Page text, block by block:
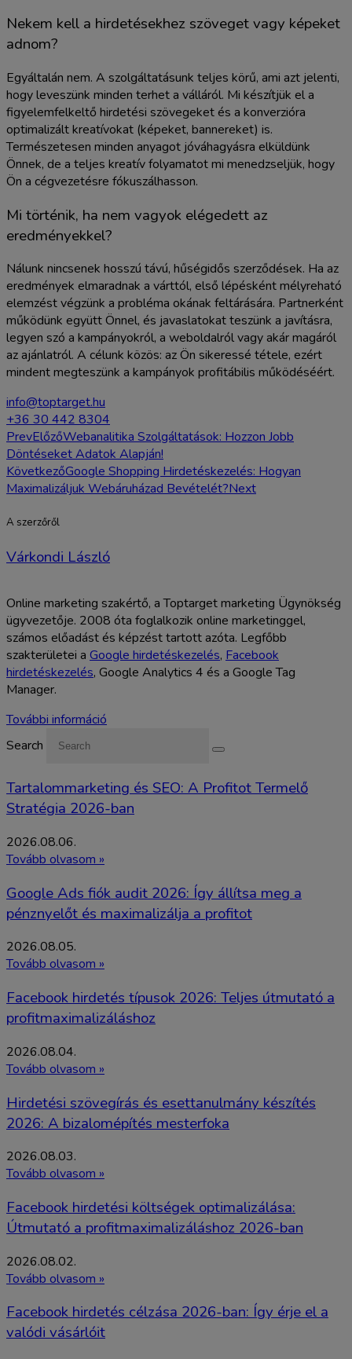
Nekem kell a hirdetésekhez szöveget vagy képeket
adnom?
Egyáltalán nem. A szolgáltatásunk teljes körű, ami azt jelenti,
hogy leveszünk minden terhet a válláról. Mi készítjük el a
figyelemfelkeltő hirdetési szövegeket és a konverzióra
optimalizált kreatívokat (képeket, bannereket) is.
Természetesen minden anyagot jóváhagyásra elküldünk
Önnek, de a teljes kreatív folyamatot mi menedzseljük, hogy
Ön a cégvezetésre fókuszálhasson.
Mi történik, ha nem vagyok elégedett az
eredményekkel?
Nálunk nincsenek hosszú távú, hűségidős szerződések. Ha az
eredmények elmaradnak a várttól, első lépésként mélyreható
elemzést végzünk a probléma okának feltárására. Partnerként
működünk együtt Önnel, és javaslatokat teszünk a javításra,
legyen szó a kampányokról, a weboldalról vagy akár magáról
az ajánlatról. A célunk közös: az Ön sikeressé tétele, ezért
mindent megteszünk a kampányok profitábilis működéséért.
info@toptarget.hu
+36 30 442 8304
PrevElőzőWebanalitika Szolgáltatások: Hozzon Jobb
Döntéseket Adatok Alapján!
KövetkezőGoogle Shopping Hirdetéskezelés: Hogyan
Maximalizáljuk Webáruházad Bevételét?Next
A szerzőről
Várkondi László
Online marketing szakértő, a Toptarget marketing Ügynökség
ügyvezetője. 2008 óta foglalkozik online marketinggel,
számos előadást és képzést tartott azóta. Legfőbb
szakterületei a Google hirdetéskezelés, Facebook
hirdetéskezelés, Google Analytics 4 és a Google Tag
Manager.
További információ
Search
Tartalommarketing és SEO: A Profitot Termelő
Stratégia 2026-ban
2026.08.06.
Tovább olvasom »
Google Ads fiók audit 2026: Így állítsa meg a
pénznyelőt és maximalizálja a profitot
2026.08.05.
Tovább olvasom »
Facebook hirdetés típusok 2026: Teljes útmutató a
profitmaximalizáláshoz
2026.08.04.
Tovább olvasom »
Hirdetési szövegírás és esettanulmány készítés
2026: A bizalomépítés mesterfoka
2026.08.03.
Tovább olvasom »
Facebook hirdetési költségek optimalizálása:
Útmutató a profitmaximalizáláshoz 2026-ban
2026.08.02.
Tovább olvasom »
Facebook hirdetés célzása 2026-ban: Így érje el a
valódi vásárlóit